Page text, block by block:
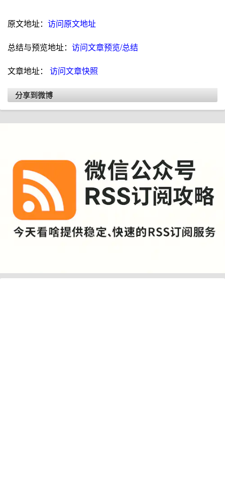
原文地址： 访问原文地址
总结与预览地址： 访问文章预览/总结
文章地址： 访问文章快照
分享到微博